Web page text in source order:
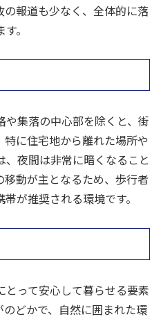
の報道も少なく、全体的に落
。
集落の中心部を除くと、街
に住宅地から離れた場所や
夜間は非常に暗くなること
動が主となるため、歩行者
が推奨される環境です。
とって安心して暮らせる要素
どかで、自然に囲まれた環